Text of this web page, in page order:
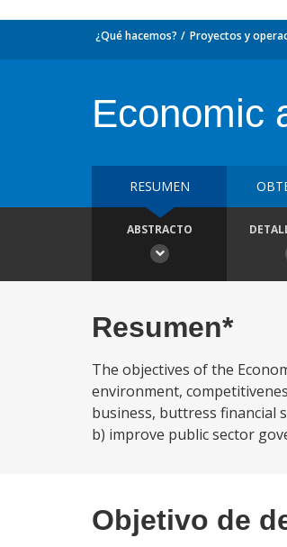
¿Qué hacemos? Proyectos y
Economic
RESUMEN
ABSTRACTO
Resumen*
The objectives of the
environment,
business, buttress financial
b) improve public sector
Objetivo de